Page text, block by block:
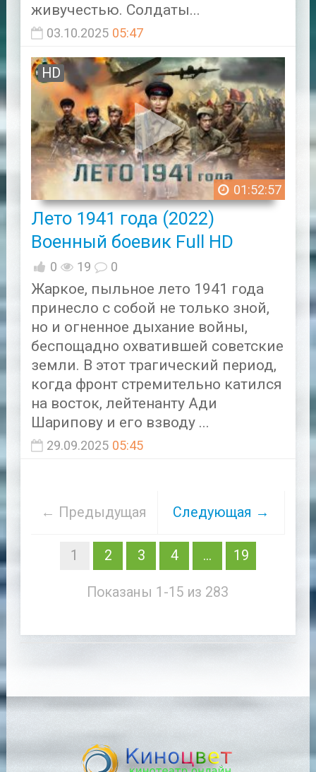
живучестью. Солдаты...
03.10.2025 05:47
01:52:57
HD
Лето 1941 года (2022)
Военный боевик Full HD
0 19 0
Жаркое, пыльное лето 1941 года
принесло с собой не только зной,
но и огненное дыхание войны,
беспощадно охватившей советские
земли. В этот трагический период,
когда фронт стремительно катился
на восток, лейтенанту Ади
Шарипову и его взводу ...
29.09.2025 05:45
← Предыдущая Следующая →
1 2 3 4 ... 19
Показаны 1-15 из 283